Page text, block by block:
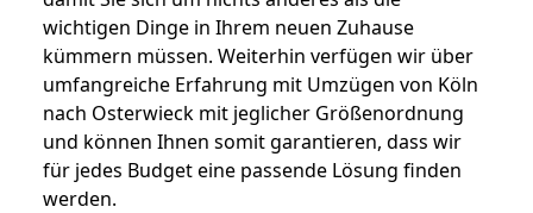
wichtigen Dinge in Ihrem neuen Zuhause
kümmern müssen. Weiterhin verfügen wir über
umfangreiche Erfahrung mit Umzügen von Köln
nach Osterwieck mit jeglicher Größenordnung
und können Ihnen somit garantieren, dass wir
für jedes Budget eine passende Lösung finden
werden.